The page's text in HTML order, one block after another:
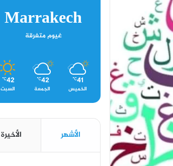
Marrakech
غيوم متفرقة
41
℃
الخميس
42
℃
الجمعة
42
℃
السبت
الأشهر الأخيرة